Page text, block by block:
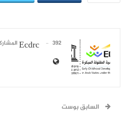
Ecdrc 392 المشاركات
السابق بوست